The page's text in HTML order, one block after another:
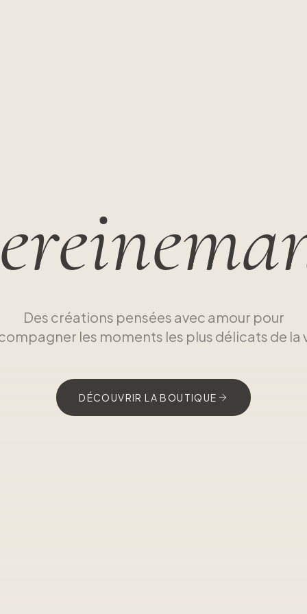
Des créations pensées avec amour pour
les moments les plus délicats de la
DÉCOUVRIR LA BOUTIQUE